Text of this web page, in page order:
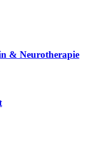
& Neurotherapie